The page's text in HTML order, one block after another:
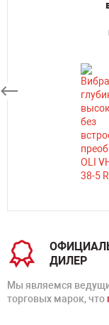
ДИЛЕР
Мы являемся
торговых марок, что